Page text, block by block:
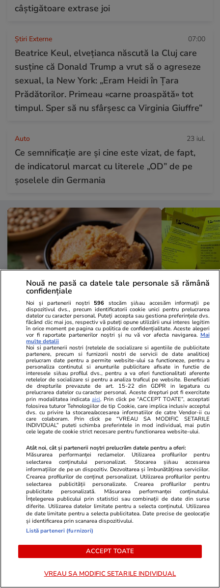
câștigătoare extrase joi
Știri Externe 07:00
Beatrice Keul, elvețianca născută la Cluj care
susține că Donald Trump a vrut să o agreseze
sexual, la New York: „Eram Heidi în Țara
Prădătorilor. Primeau «carne proaspătă» tot
timpul. Sper să nu sfârșesc ca Virginia Giuffre”
Auto 23 iul.
Ce semnificație are și cine este vizat, de fapt,
de indicatorul marcat cu literele „OD” de pe
șoselele din Germania
Lifestyle 10:31
Ce e pasta de soia și la ce se
folosește
Lifestyle
Un
Ferrariuri
obligat să
sancțiunile
Lifestyle 18 iul.
Semnele deshidratării și cum să
o previi
Lifestyle
lângă ceapă
Nouă ne pasă ca datele tale personale să rămână
confidențiale
Noi și partenerii noștri 596 stocăm și/sau accesăm informații pe
dispozitivul dvs., precum identificatorii cookie unici pentru prelucrarea
datelor cu caracter personal. Puteți accepta sau gestiona preferințele dvs.
făcând clic mai jos, respectiv vă puteți opune utilizării unui interes legitim
în orice moment pe pagina cu politica de confidențialitate. Aceste alegeri
vor fi raportate partenerilor noștri și nu vă vor afecta navigarea. Mai
multe detalii
Noi si partenerii nostri (retelele de socializare si agentiile de publicitate
partenere, precum si furnizorii nostri de servicii de date analitice)
prelucram date pentru a permite website-ului sa functioneze, pentru a
personaliza continutul si anunturile publicitare afisate in functie de
interesele si/sau profilul dvs., pentru a va oferi functionalitati aferente
retelelor de socializare si pentru a analiza traficul pe website. Beneficiati
de drepturile prevazute de art. 15-22 din GDPR in legatura cu
prelucrarea datelor cu caracter personal. Aceste drepturi pot fi exercitate
prin modalitatea indicataaici. Prin click pe “ACCEPT TOATE”, acceptati
folosirea tuturor Tehnologiilor de tip Cookie, care implica inclusiv acceptul
dvs. cu privire la stocarea/accesarea informatiilor de catre Vendor-ii cu
care colaboram. Prin click pe “VREAU SA MODIFIC SETARILE
INDIVIDUAL” puteti schimba preferintele in mod individual, mai putin
cele legate de cookie strict necesare pentru functionarea website-ului.
Atât noi, cât și partenerii noștri prelucrăm datele pentru a oferi:
Măsurarea performanței reclamelor. Utilizarea profilurilor pentru
selectarea conținutului personalizat. Stocarea și/sau accesarea
informațiilor de pe un dispozitiv. Dezvoltarea și îmbunătățirea serviciilor.
Crearea profilurilor de conținut personalizat. Utilizarea profilurilor pentru
selectarea publicității personalizate. Crearea profilurilor pentru
publicitate personalizată. Măsurarea performanței conținutului.
Înțelegerea publicului prin statistici sau combinații de date din surse
diferite. Utilizarea datelor limitate pentru a selecta conținutul. Utilizarea
de date limitate pentru a selecta publicitatea. Date precise de geolocație
și identificarea prin scanarea dispozitivului.
Listă parteneri (furnizori)
ACCEPT TOATE
VREAU SA MODIFIC SETARILE INDIVIDUAL